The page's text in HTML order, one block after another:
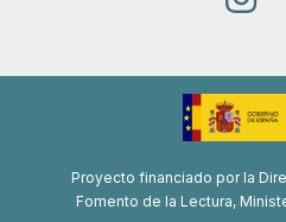
Proyecto financiado por la
Fomento de la Lectura,